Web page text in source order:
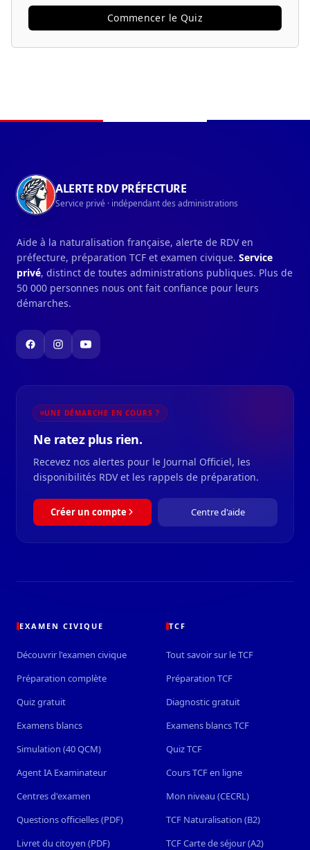
Commencer le Quiz
ALERTE RDV PRÉFECTURE
Service privé · indépendant des administrations
Aide à la naturalisation française, alerte de RDV en
préfecture, préparation TCF et examen civique. Service
privé, distinct de toutes administrations publiques. Plus de
50 000 personnes nous ont fait confiance pour leurs
démarches.
UNE DÉMARCHE EN COURS ?
Ne ratez plus rien.
Recevez nos alertes pour le Journal Officiel, les
disponibilités RDV et les rappels de préparation.
Créer un compte Centre d'aide
EXAMEN CIVIQUE
Découvrir l'examen civique
Préparation complète
Quiz gratuit
Examens blancs
Simulation (40 QCM)
Agent IA Examinateur
Centres d'examen
Questions officielles (PDF)
Livret du citoyen (PDF)
TCF
Tout savoir sur le TCF
Préparation TCF
Diagnostic gratuit
Examens blancs TCF
Quiz TCF
Cours TCF en ligne
Mon niveau (CECRL)
TCF Naturalisation (B2)
TCF Carte de séjour (A2)